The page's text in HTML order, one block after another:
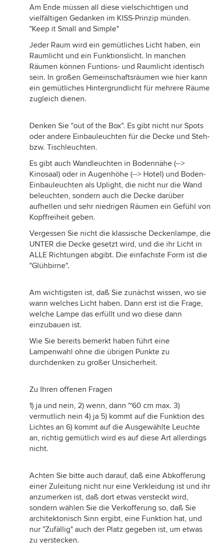
Am Ende müssen all diese vielschichtigen und
vielfältigen Gedanken im KISS-Prinzip münden.
"Keep it Small and Simple"
Jeder Raum wird ein gemütliches Licht haben, ein
Raumlicht und ein Funktionslicht. In manchen
Räumen können Funtions- und Raumlicht identisch
sein. In großen Gemeinschaftsräumen wie hier kann
ein gemütliches Hintergrundlicht für mehrere Räume
zugleich dienen.
Denken Sie "out of the Box". Es gibt nicht nur Spots
oder andere Einbauleuchten für die Decke und Steh-
bzw. Tischleuchten.
Es gibt auch Wandleuchten in Bodennähe (-->
Kinosaal) oder in Augenhöhe (--> Hotel) und Boden-
Einbauleuchten als Uplight, die nicht nur die Wand
beleuchten, sondern auch die Decke darüber
aufhellen und sehr niedrigen Räumen ein Gefühl von
Kopffreiheit geben.
Vergessen Sie nicht die klassische Deckenlampe, die
UNTER die Decke gesetzt wird, und die ihr Licht in
ALLE Richtungen abgibt. Die einfachste Form ist die
"Glühbirne".
Am wichtigsten ist, daß Sie zunächst wissen, wo sie
wann welches Licht haben. Dann erst ist die Frage,
welche Lampe das erfüllt und wo diese dann
einzubauen ist.
Wie Sie bereits bemerkt haben führt eine
Lampenwahl ohne die übrigen Punkte zu
durchdenken zu großer Unsicherheit.
Zu Ihren offenen Fragen
1) ja und nein, 2) wenn, dann ~60 cm max. 3)
vermutlich nein 4) ja 5) kommt auf die Funktion des
Lichtes an 6) kommt auf die Ausgewählte Leuchte
an, richtig gemütlich wird es auf diese Art allerdings
nicht.
Achten Sie bitte auch darauf, daß eine Abkofferung
einer Zuleitung nicht nur eine Verkleidung ist und ihr
anzumerken ist, daß dort etwas versteckt wird,
sondern wählen Sie die Verkofferung so, daß Sie
architektonisch Sinn ergibt, eine Funktion hat, und
nur "Zufällig" auch der Platz gegeben ist, um etwas
zu verstecken.